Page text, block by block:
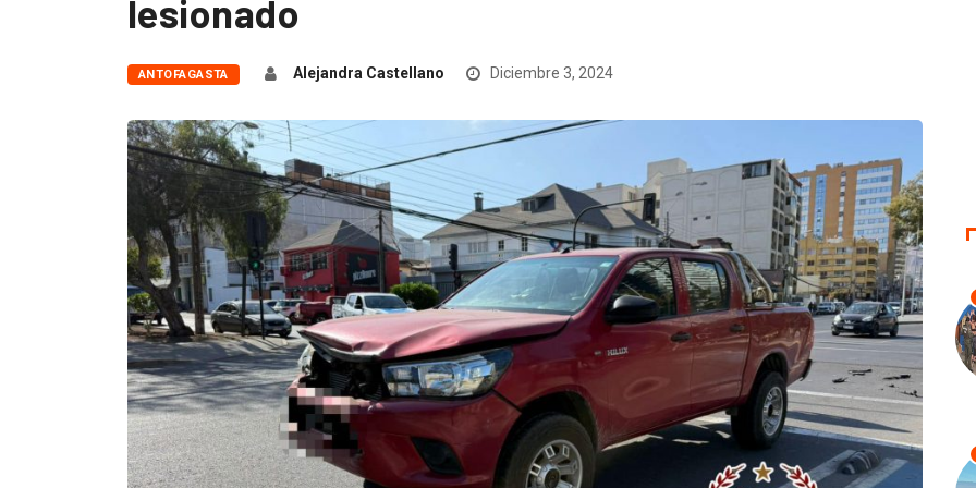
lesionado
ANTOFAGASTA Alejandra Castellano Diciembre 3, 2024